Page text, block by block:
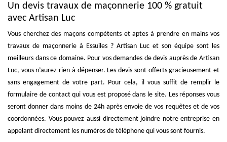
Un devis travaux de maçonnerie 100 % gratuit
avec Artisan Luc
Vous cherchez des maçons compétents et aptes à prendre en mains vos
travaux de maçonnerie à Essuiles ? Artisan Luc et son équipe sont les
meilleurs dans ce domaine. Pour vos demandes de devis auprès de Artisan
Luc, vous n’aurez rien à dépenser. Les devis sont offerts gracieusement et
sans engagement de votre part. Pour cela, il vous suffit de remplir le
formulaire de contact qui vous est proposé dans le site. Les réponses vous
seront donner dans moins de 24h après envoie de vos requêtes et de vos
coordonnées. Vous pouvez aussi directement joindre notre entreprise en
appelant directement les numéros de téléphone qui vous sont fournis.